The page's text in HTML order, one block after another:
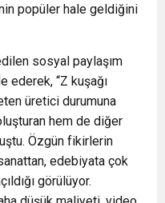
popüler hale geldiğini
sosyal paylaşım
ederek, “Z kuşağı
üretici durumuna
hem de diğer
Özgün fikirlerin
edebiyata çok
görülüyor.